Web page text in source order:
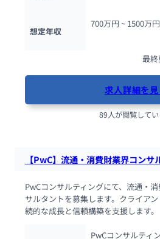
想定年収
700万円 ~ 1500万円
最
求人詳細を
89人が閲覧して
【PwC】流通・消費財業界コンサ
PwCコンサルティングにて、流通・
サルタントを募集します。クライア
続的な成長と信頼構築を支援します。
PwCコンサルティ